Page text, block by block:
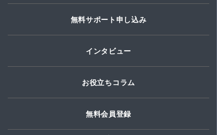
無料サポート申し込み
インタビュー
お役立ちコラム
無料会員登録